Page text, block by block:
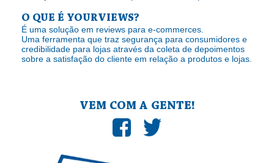
O QUE É YOURVIEWS?
É uma solução em reviews para e-commerces.
Uma ferramenta que traz segurança para consumidores e
credibilidade para lojas através da coleta de depoimentos
sobre a satisfação do cliente em relação a produtos e lojas.
VEM COM A GENTE!